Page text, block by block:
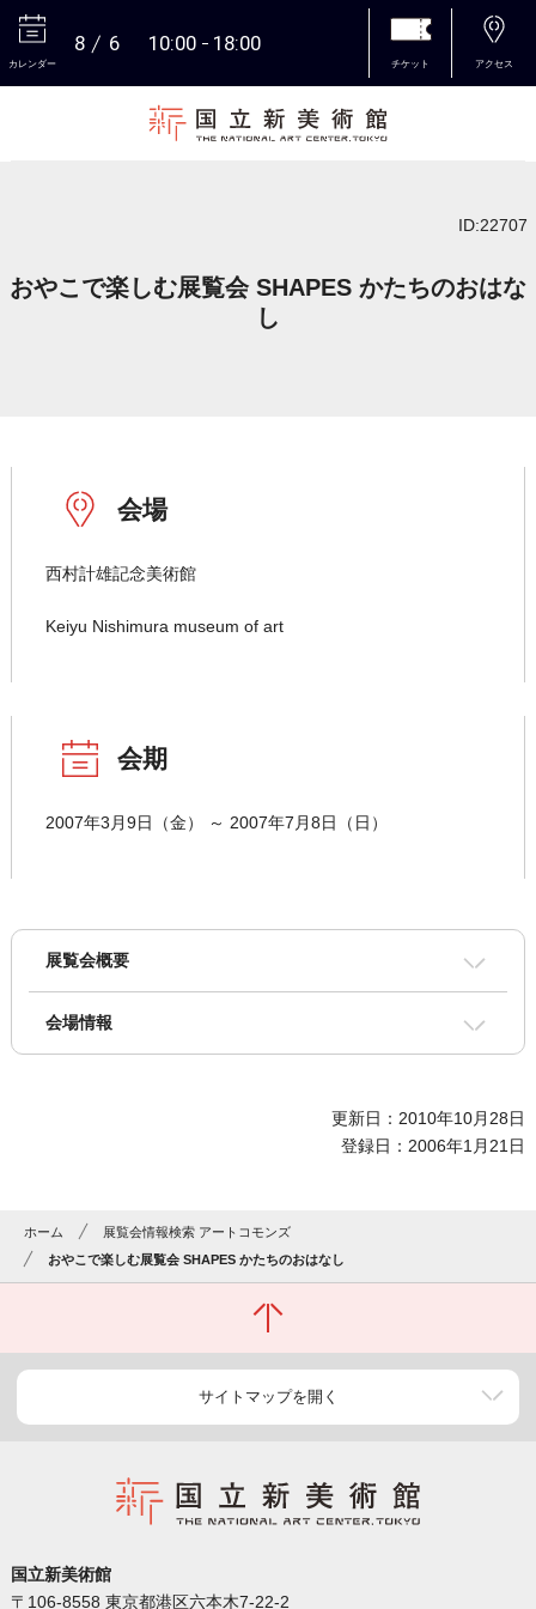
カレンダー
8 6 10:00 18:00
チケット アクセス
ID:22707
おやこで楽しむ展覧会 SHAPES かたちのおはな
し
会場
西村計雄記念美術館
Keiyu Nishimura museum of art
会期
2007年3月9日（金） ～ 2007年7月8日（日）
展覧会概要
会場情報
更新日：2010年10月28日
登録日：2006年1月21日
ホーム
展覧会情報検索 アートコモンズ
おやこで楽しむ展覧会 SHAPES かたちのおはなし
サイトマップを開く
国立新美術館
〒106-8558 東京都港区六本木7-22-2